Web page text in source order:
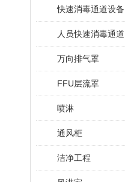
快速消毒通道设备
人员快速消毒通道
万向排气罩
FFU层流罩
喷淋
通风柜
洁净工程